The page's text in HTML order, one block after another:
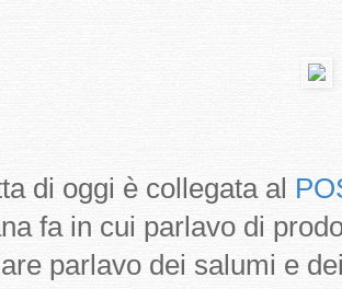
di oggi è collegata al
fa in cui parlavo di
parlavo dei salumi e